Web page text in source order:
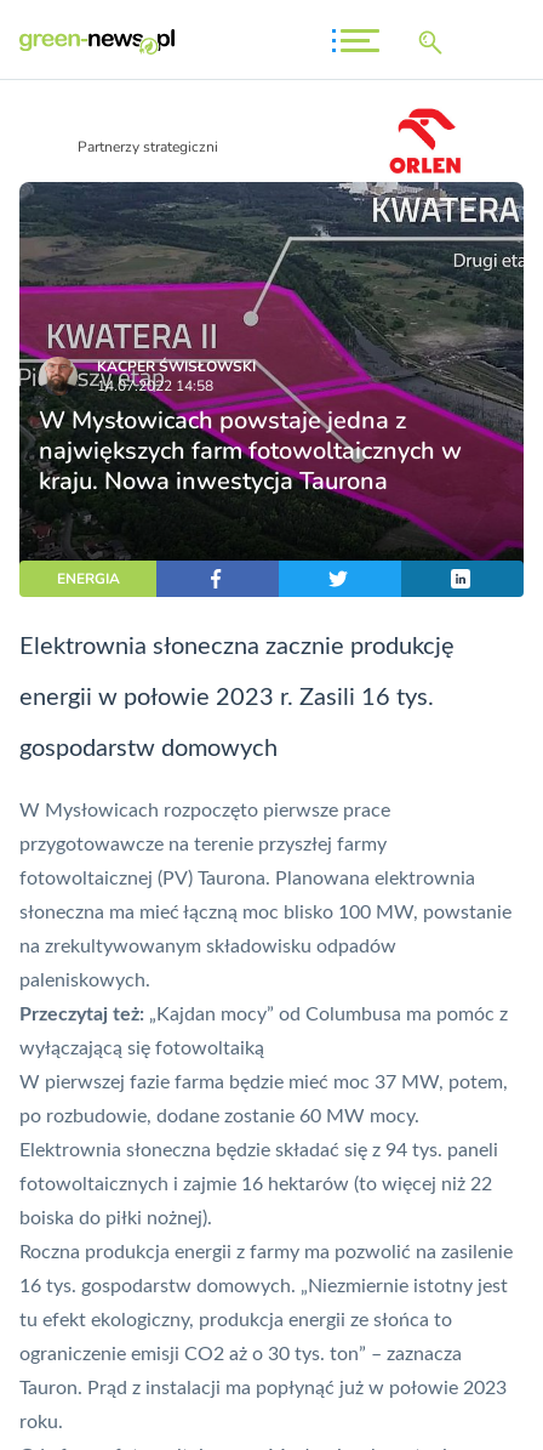
Partnerzy strategiczni
KACPER ŚWISŁO­WSKI
14.07.2022 14:58
W Mysłowicach powstaje jedna z
największych farm fotowoltaicznych w
kraju. Nowa inwestycja Taurona
ENERGIA
Elektrownia słoneczna zacznie produkcję
energii w połowie 2023 r. Zasili 16 tys.
gospodarstw domowych
W Mysłowicach rozpoczęto pierwsze prace
przygotowawcze na terenie przyszłej farmy
fotowoltaicznej (PV) Taurona. Planowana elektrownia
słoneczna ma mieć łączną moc blisko 100 MW, powstanie
na zrekultywowanym składowisku odpadów
paleniskowych.
Przeczytaj też: „Kajdan mocy” od Columbusa ma pomóc z
wyłączającą się fotowoltaiką
W pierwszej fazie farma będzie mieć moc 37 MW, potem,
po rozbudowie, dodane zostanie 60 MW mocy.
Elektrownia słoneczna będzie składać się z 94 tys. paneli
fotowoltaicznych i zajmie 16 hektarów (to więcej niż 22
boiska do piłki nożnej).
Roczna produkcja energii z farmy ma pozwolić na zasilenie
16 tys. gospodarstw domowych. „Niezmiernie istotny jest
tu efekt ekologiczny, produkcja energii ze słońca to
ograniczenie emisji CO2 aż o 30 tys. ton” – zaznacza
Tauron. Prąd z instalacji ma popłynąć już w połowie 2023
roku.